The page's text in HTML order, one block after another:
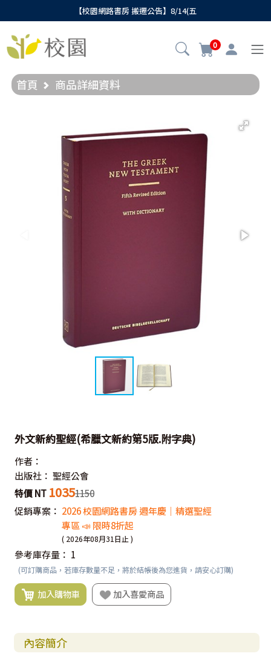
【校園網路書房 搬遷公告】8/14(五
0
首頁 商品詳細資料
外文新約聖經(希臘文新約第5版.附字典)
作者：
出版社： 聖經公會
特價 NT 10351150
促銷專案： 2026 校園網路書房 週年慶｜精選聖經
專區 📣 限時8折起
( 2026年08月31日止 )
參考庫存量： 1
(可訂購商品，若庫存數量不足，將於結帳後為您進貨，請安心訂購)
加入購物車 加入喜愛商品
內容簡介